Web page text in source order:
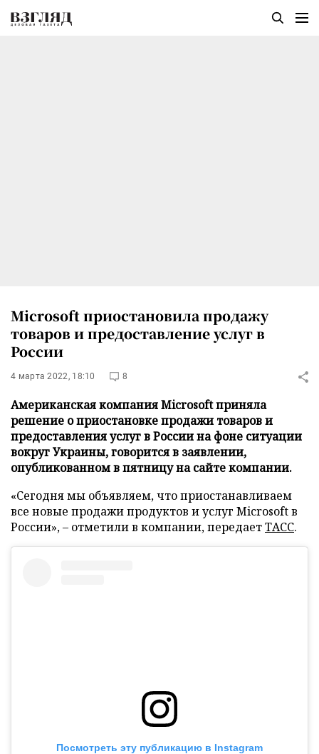
Microsoft приостановила продажу
товаров и предоставление услуг в
России
4 марта 2022, 18:10 8
Американская компания Microsoft приняла
решение о приостановке продажи товаров и
предоставления услуг в России на фоне ситуации
вокруг Украины, говорится в заявлении,
опубликованном в пятницу на сайте компании.
«Сегодня мы объявляем, что приостанавливаем
все новые продажи продуктов и услуг Microsoft в
России», – отметили в компании, передаетТАСС.
Посмотреть эту публикацию в Instagram